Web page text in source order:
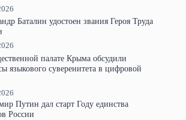
Баталин удостоен звания Героя Труда
палате Крыма обсудили
языкового суверенитета в цифровой
Путин дал старт Году единства
России